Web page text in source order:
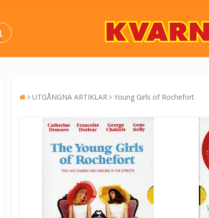
UTGÅNGNA ARTIKLAR Young Girls of Rochefort